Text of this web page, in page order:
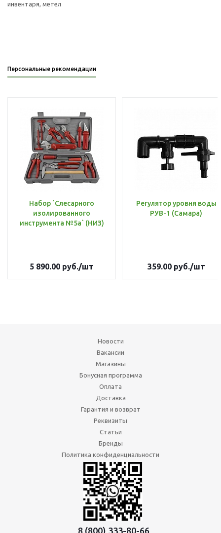
инвентаря, метел
Персональные рекомендации
Набор `Слесарного
изолированного
инструмента №5а` (НИЗ)
5 890.00 руб./шт
Регулятор уровня воды
РУВ-1 (Самара)
359.00руб./шт
Новости
Вакансии
Магазины
Бонусная программа
Оплата
Доставка
Гарантия и возврат
Реквизиты
Статьи
Бренды
Политика конфиденциальности
8 (800) 333-80-66